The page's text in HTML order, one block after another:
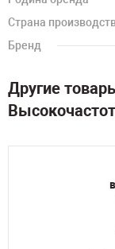
Страна
Бренд
Другие